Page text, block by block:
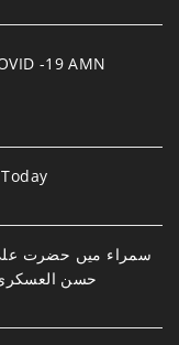
-19 AMN
سمراء میں حضرت علی
حسن العسکری